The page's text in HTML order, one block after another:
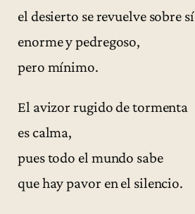
el desierto se revuelve sobre sí
enorme y pedregoso,
pero mínimo.
El avizor rugido de tormenta
es calma,
pues todo el mundo sabe
que hay pavor en el silencio.